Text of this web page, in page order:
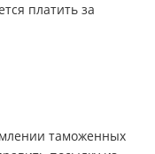
платить за
таможенных